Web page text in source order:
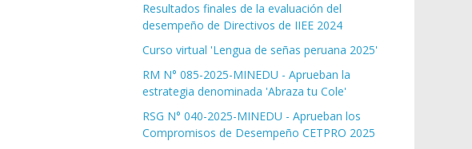
Resultados finales de la evaluación del
desempeño de Directivos de IIEE 2024
Curso virtual 'Lengua de señas peruana 2025'
RM N° 085-2025-MINEDU - Aprueban la
estrategia denominada 'Abraza tu Cole'
RSG N° 040-2025-MINEDU - Aprueban los
Compromisos de Desempeño CETPRO 2025